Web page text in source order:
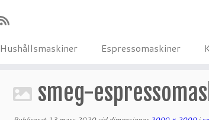
Hushållsmaskiner Espressomaskiner
smeg-